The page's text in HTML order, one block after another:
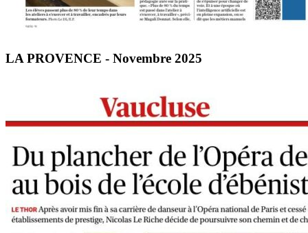
LA PROVENCE - Novembre 2025